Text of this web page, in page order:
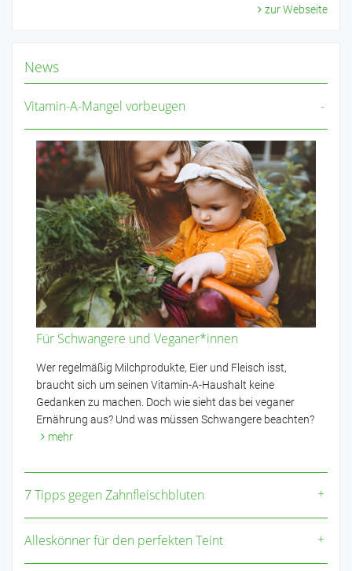
zur Webseite
News
Vitamin-A-Mangel vorbeugen
Für Schwangere und Veganer*innen
Wer regelmäßig Milchprodukte, Eier und Fleisch isst,
braucht sich um seinen Vitamin-A-Haushalt keine
Gedanken zu machen. Doch wie sieht das bei veganer
Ernährung aus? Und was müssen Schwangere beachten?
mehr
7 Tipps gegen Zahnfleischbluten
Alleskönner für den perfekten Teint